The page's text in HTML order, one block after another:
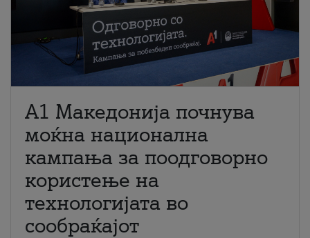
A1 Македонија почнува
моќна национална
кампања за поодговорно
користење на
технологијата во
сообраќајот